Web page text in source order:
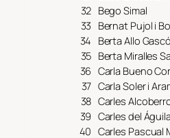
32 Bego Simal
33 Bernat Pujol i
34 Berta Allo
35 Berta Miralles
36 Carla Bueno
37 Carla Soler i
38 Carles
39 Carles del
40 Carles Pascual